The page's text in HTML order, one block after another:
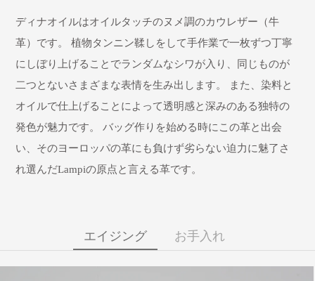
ディナオイルはオイルタッチのヌメ調のカウレザー（牛
革）です。 植物タンニン鞣しをして手作業で一枚ずつ丁寧
にしぼり上げることでランダムなシワが入り、同じものが
二つとないさまざまな表情を生み出します。 また、染料と
オイルで仕上げることによって透明感と深みのある独特の
発色が魅力です。 バッグ作りを始める時にこの革と出会
い、そのヨーロッパの革にも負けず劣らない迫力に魅了さ
れ選んだLampiの原点と言える革です。
エイジング お手入れ